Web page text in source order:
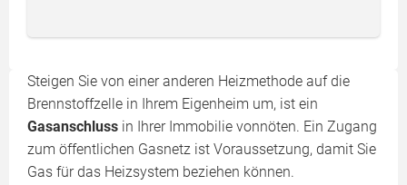
Steigen Sie von einer anderen Heizmethode auf die
Brennstoffzelle in Ihrem Eigenheim um, ist ein
Gasanschluss in Ihrer Immobilie vonnöten. Ein Zugang
zum öffentlichen Gasnetz ist Voraussetzung, damit Sie
Gas für das Heizsystem beziehen können.